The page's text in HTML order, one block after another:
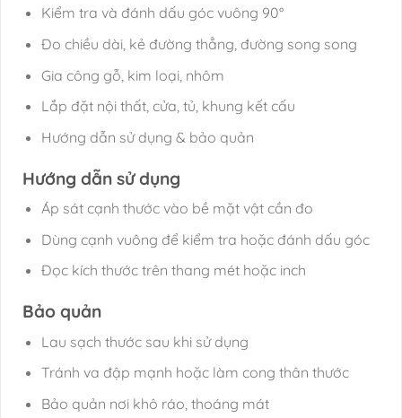
Kiểm tra và đánh dấu góc vuông 90°
Đo chiều dài, kẻ đường thẳng, đường song song
Gia công gỗ, kim loại, nhôm
Lắp đặt nội thất, cửa, tủ, khung kết cấu
Hướng dẫn sử dụng & bảo quản
Hướng dẫn sử dụng
Áp sát cạnh thước vào bề mặt vật cần đo
Dùng cạnh vuông để kiểm tra hoặc đánh dấu góc
Đọc kích thước trên thang mét hoặc inch
Bảo quản
Lau sạch thước sau khi sử dụng
Tránh va đập mạnh hoặc làm cong thân thước
Bảo quản nơi khô ráo, thoáng mát